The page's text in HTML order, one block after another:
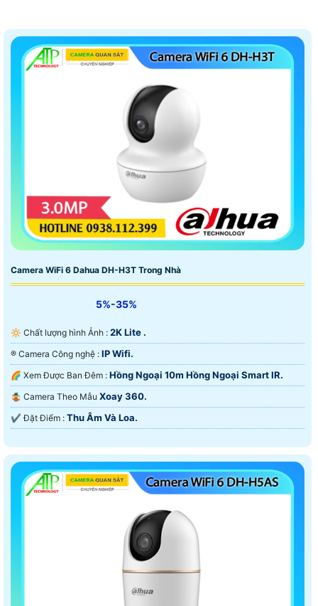
Camera WiFi 6 Dahua DH-H3T Trong Nhà
5%-35%
🔆 Chất lượng hình Ảnh : 2K Lite .
®️ Camera Công nghệ : IP Wifi.
🌈 Xem Được Ban Đêm : Hồng Ngoại 10m Hồng Ngoại Smart IR.
🤹 Camera Theo Mẫu Xoay 360.
️✔️ Đặt Điểm : Thu Âm Và Loa.